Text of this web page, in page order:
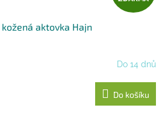
D
R
M
kožená aktovka Hajn
Do 14 dnů
Do košíku